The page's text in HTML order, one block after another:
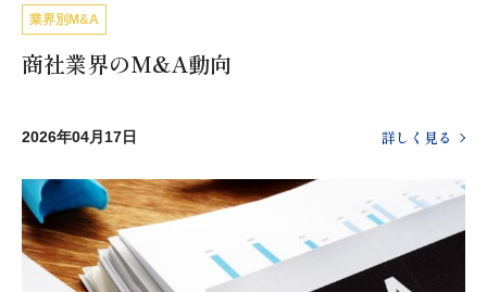
業界別M&A
商社業界のM&A動向
2026年04月17日 詳しく見る